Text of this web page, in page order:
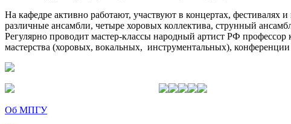
На кафедре активно работают, участвуют в концертах, фестивалях
различные ансамбли, четыре хоровых коллектива, струнный
Регулярно проводит мастер-классы народный артист РФ
мастерства (хоровых, вокальных, инструментальных),
Об МПГУ